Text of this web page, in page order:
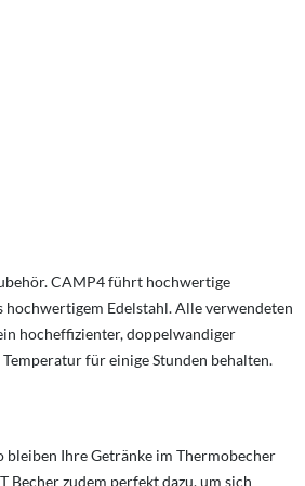
CAMP4führt hochwertige
Edelstahl. Alle verwendeten
hocheffizienter, doppelwandiger
für einige Stunden behalten.
bleiben Ihre Getränke im Thermobecher
Becher zudem perfekt dazu, um sich